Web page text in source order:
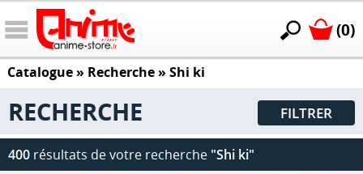
(0)
Catalogue» Recherche » Shi ki
RECHERCHE FILTRER
400 résultats de votre recherche "Shi ki"